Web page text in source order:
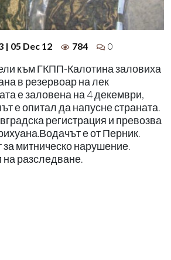
| 05 Dec 12 784 0
към ГКПП-Калотина заловиха
в резервоар на лек
е заловена на 4 декември,
е опитал да напусне страната.
регистрация и превозва
е от Перник.
за митническо нарушение.
разследване.